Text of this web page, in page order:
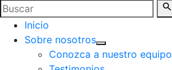
Inicio
Sobre nosotros
Conozca a nuestro equipo